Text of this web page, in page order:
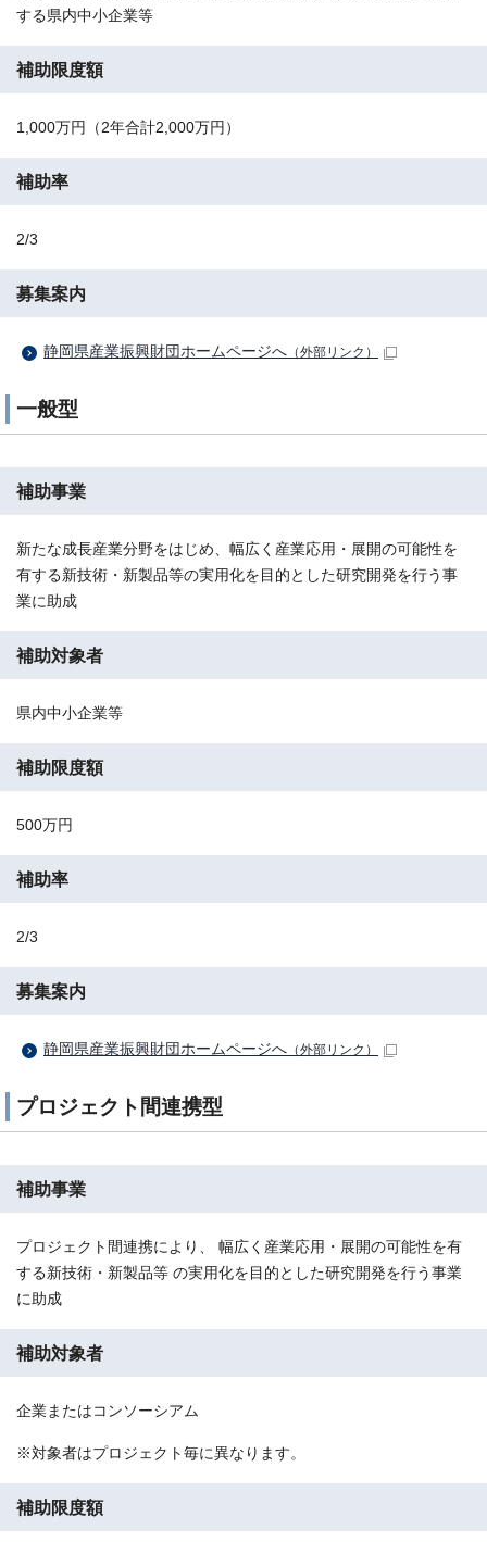
する県内中小企業等
補助限度額
1,000万円（2年合計2,000万円）
補助率
2/3
募集案内
静岡県産業振興財団ホームページへ （外部リンク）
一般型
補助事業
新たな成長産業分野をはじめ、幅広く産業応用・展開の可能性を
有する新技術・新製品等の実用化を目的とした研究開発を行う事
業に助成
補助対象者
県内中小企業等
補助限度額
500万円
補助率
2/3
募集案内
静岡県産業振興財団ホームページへ （外部リンク）
プロジェクト間連携型
補助事業
プロジェクト間連携により、 幅広く産業応用・展開の可能性を有
する新技術・新製品等 の実用化を目的とした研究開発を行う事業
に助成
補助対象者
企業またはコンソーシアム
※対象者はプロジェクト毎に異なります。
補助限度額